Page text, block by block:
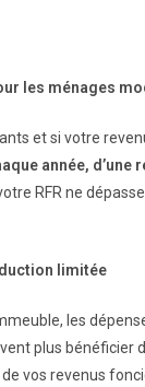
les ménages
et si votre
année, d’une
RFR ne
limitée
les
plus bénéficier
vos revenus